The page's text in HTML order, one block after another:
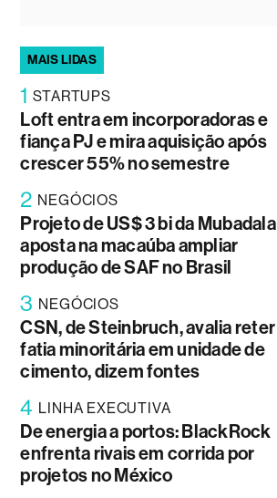
MAIS LIDAS
1 STARTUPS
Loft entra em incorporadoras e
fiança PJ e mira aquisição após
crescer 55% no semestre
2 NEGÓCIOS
Projeto de US$ 3 bi da Mubadala
aposta na macaúba ampliar
produção de SAF no Brasil
3 NEGÓCIOS
CSN, de Steinbruch, avalia reter
fatia minoritária em unidade de
cimento, dizem fontes
4 LINHA EXECUTIVA
De energia a portos: BlackRock
enfrenta rivais em corrida por
projetos no México